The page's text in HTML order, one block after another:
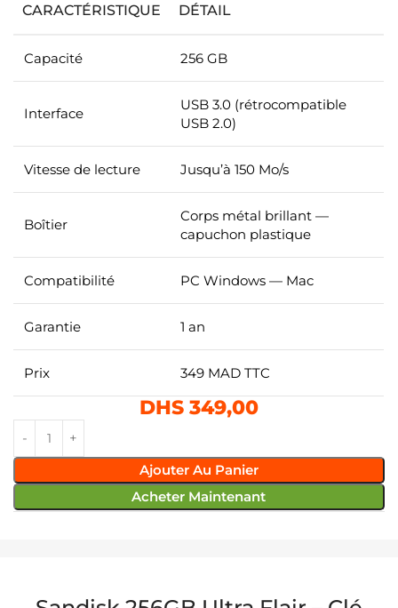
CARACTÉRISTIQUE DÉTAIL
Capacité 256 GB
Interface
USB 3.0 (rétrocompatible
USB 2.0)
Vitesse de lecture Jusqu’à 150 Mo/s
Boîtier
Corps métal brillant —
capuchon plastique
Compatibilité PC Windows — Mac
Garantie 1 an
Prix 349 MAD TTC
DHS349,00
Ajouter Au Panier
Acheter Maintenant